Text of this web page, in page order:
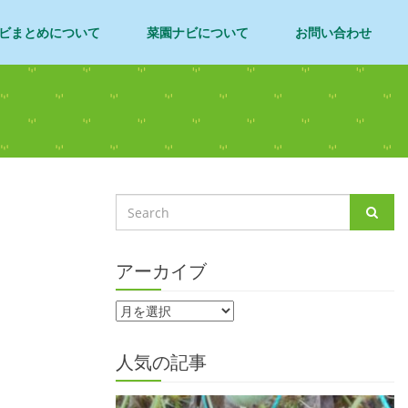
まとめについて 菜園ナビについて お問い合わせ
アーカイブ
人気の記事